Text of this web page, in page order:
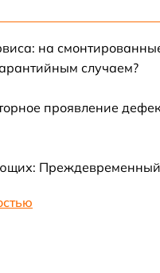
Xiaomi 15.6
памяти Xiaomi
на
случаем?
проявление
Преждевременный